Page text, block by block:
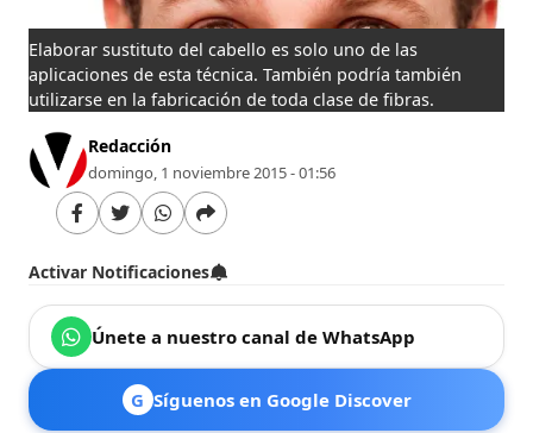
Elaborar sustituto del cabello es solo uno de las
aplicaciones de esta técnica. También podría también
utilizarse en la fabricación de toda clase de fibras.
Redacción
domingo, 1 noviembre 2015 - 01:56
Activar Notificaciones
Únete a nuestro canal de WhatsApp
G Síguenos en Google Discover